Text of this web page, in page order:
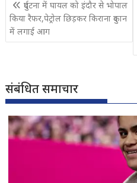
navigation
दुर्घटना में घायल को इंदौर से भोपाल
किया रैफर,पेट्रोल छिड़कर किराना दुकान
में लगाई आग
संबंधित समाचार